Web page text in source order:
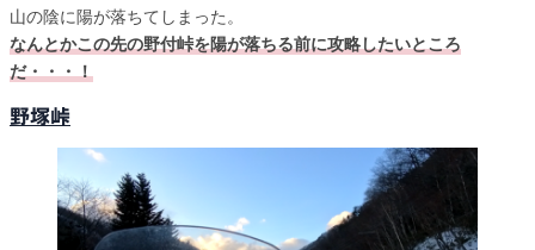
山の陰に陽が落ちてしまった。
なんとかこの先の野付峠を陽が落ちる前に攻略したいところ
だ・・・！
野塚峠